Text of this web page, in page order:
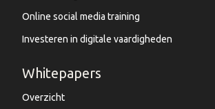
Online social media training
Investeren in digitale vaardigheden
Whitepapers
Overzicht